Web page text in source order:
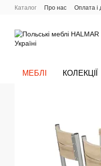
Перейти до основного
Каталог Про нас Оплата і
МЕБЛІ КОЛЕКЦІЇ